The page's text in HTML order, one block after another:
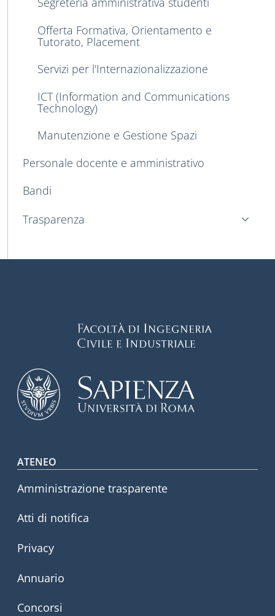
Offerta Formativa, Orientamento e
Tutorato, Placement
Servizi per l'Internazionalizzazione
ICT (Information and Communications
Technology)
Manutenzione e Gestione Spazi
Personale docente e amministrativo
Bandi
Trasparenza
Footer menu
ATENEO
Amministrazione trasparente
Atti di notifica
Privacy
Annuario
Concorsi